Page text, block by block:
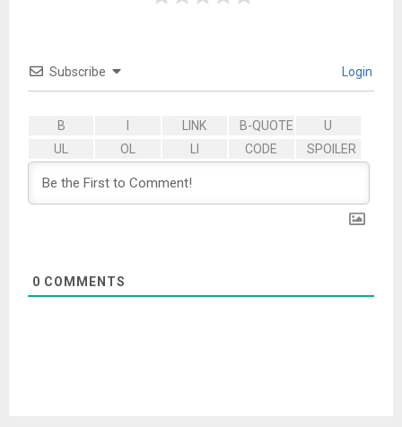
Subscribe Login
0 COMMENTS